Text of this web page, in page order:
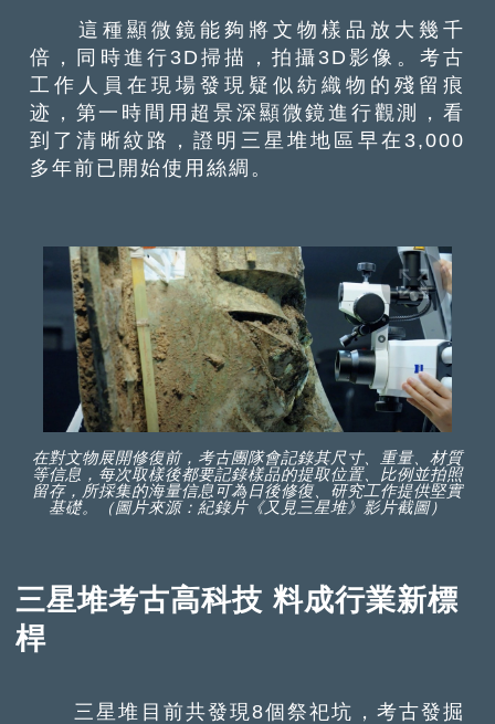
這種顯微鏡能夠將文物樣品放大幾千
倍，同時進行3D掃描，拍攝3D影像。考古
工作人員在現場發現疑似紡織物的殘留痕
迹，第一時間用超景深顯微鏡進行觀測，看
到了清晰紋路，證明三星堆地區早在3,000
多年前已開始使用絲綢。
在對文物展開修復前，考古團隊會記錄其尺寸、重量、材質
等信息，每次取樣後都要記錄樣品的提取位置、比例並拍照
留存，所採集的海量信息可為日後修復、研究工作提供堅實
基礎。（圖片來源：紀錄片《又見三星堆》影片截圖）
三星堆考古高科技 料成行業新標
桿
三星堆目前共發現8個祭祀坑，考古發掘